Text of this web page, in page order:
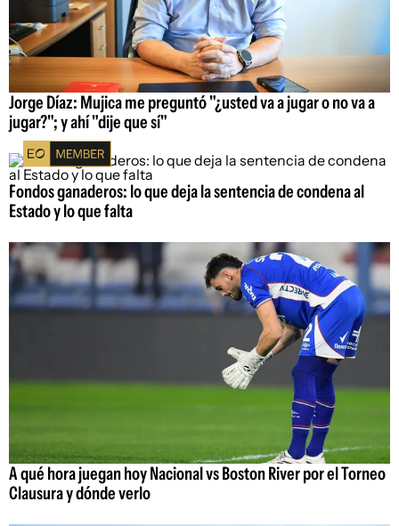
Jorge Díaz: Mujica me preguntó "¿usted va a jugar o no va a
jugar?"; y ahí "dije que sí"
Fondos ganaderos: lo que deja la sentencia de condena al
Estado y lo que falta
A qué hora juegan hoy Nacional vs Boston River por el Torneo
Clausura y dónde verlo